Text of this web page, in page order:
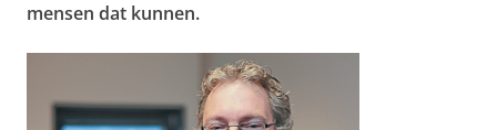
mensen dat kunnen.